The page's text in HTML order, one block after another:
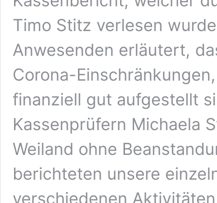
Timo Stitz verlesen
Anwesenden erläutert,
Corona-
finanziell gut aufgestellt
Kassenprüfern Michaela
Weiland ohne
berichteten unsere
verschiedenen